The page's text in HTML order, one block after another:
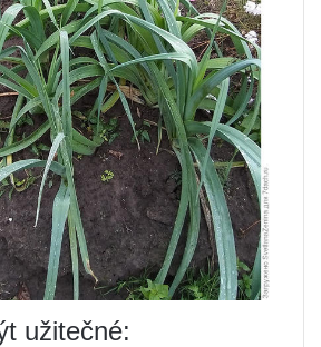
užitečné: